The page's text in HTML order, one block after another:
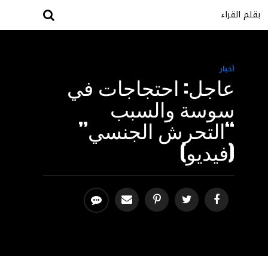
بقلم القراء
أخبار
عاجل: احتجاجات في
سوسة والسبب
“التحرش الجنسي”
(فيديو)